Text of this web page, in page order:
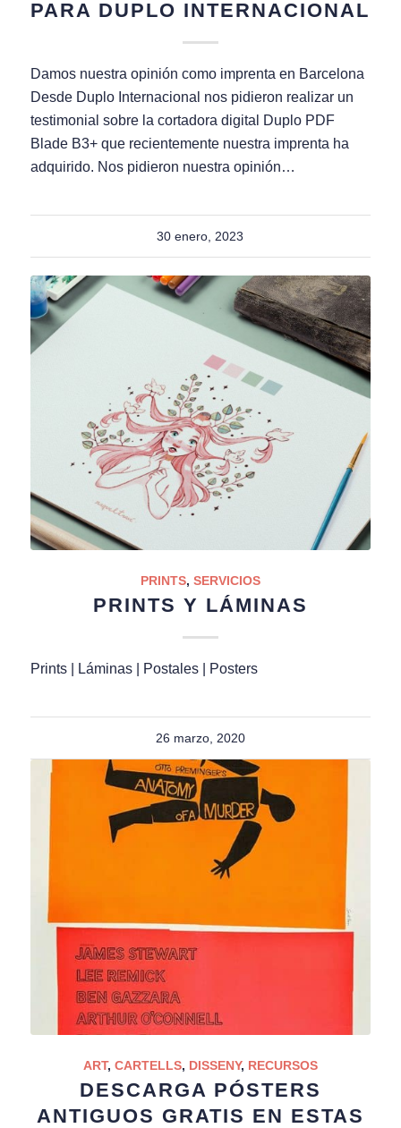
PARA DUPLO INTERNACIONAL
Damos nuestra opinión como imprenta en Barcelona
Desde Duplo Internacional nos pidieron realizar un
testimonial sobre la cortadora digital Duplo PDF
Blade B3+ que recientemente nuestra imprenta ha
adquirido. Nos pidieron nuestra opinión…
30 enero, 2023
PRINTS, SERVICIOS
PRINTS Y LÁMINAS
Prints | Láminas | Postales | Posters
26 marzo, 2020
ART, CARTELLS, DISSENY, RECURSOS
DESCARGA PÓSTERS
ANTIGUOS GRATIS EN ESTAS